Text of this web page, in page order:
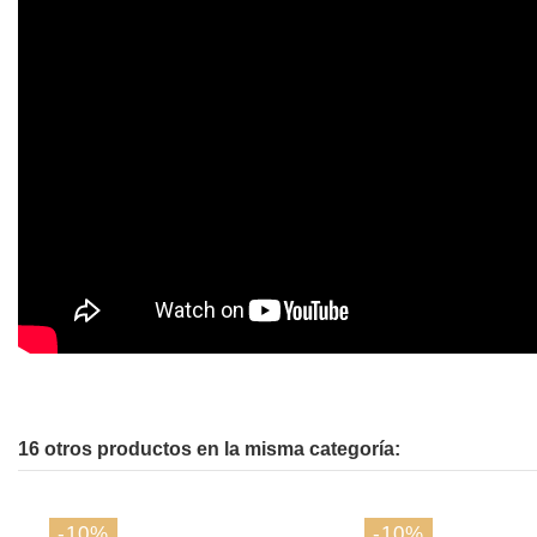
16 otros productos en la misma categoría: